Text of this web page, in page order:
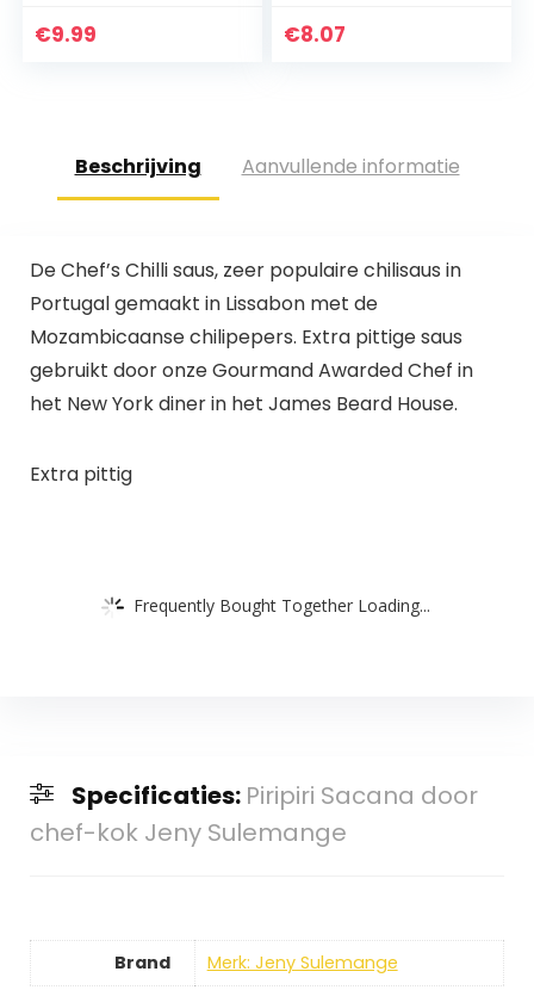
€9.99 €8.07
Beschrijving Aanvullende informatie
De Chef’s Chilli saus, zeer populaire chilisaus in
Portugal gemaakt in Lissabon met de
Mozambicaanse chilipepers. Extra pittige saus
gebruikt door onze Gourmand Awarded Chef in
het New York diner in het James Beard House.
Extra pittig
Frequently Bought Together Loading...
Specificaties: Piripiri Sacana door
chef-kok Jeny Sulemange
Brand Merk: Jeny Sulemange